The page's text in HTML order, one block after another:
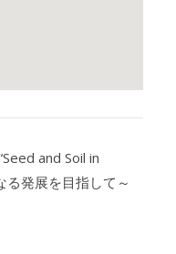
and Soil in
る発展を目指して～